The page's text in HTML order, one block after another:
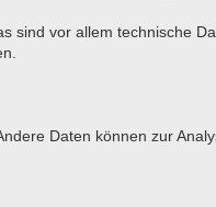
vor allem technische
Daten können zur